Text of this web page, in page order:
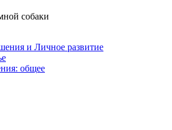
и Личное развитие
общее